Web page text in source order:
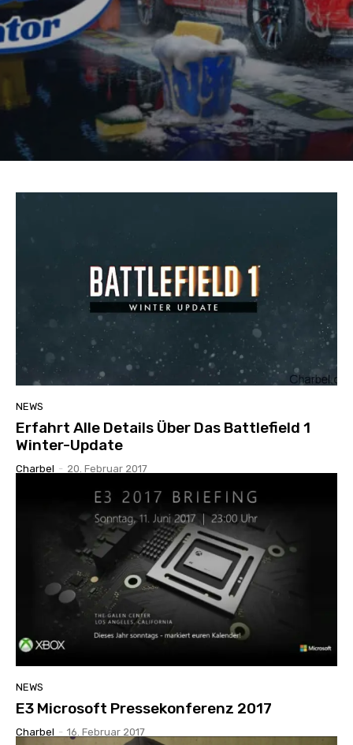
NEWS
Erfahrt Alle Details Über Das Battlefield 1
Winter-Update
Charbel - 20. Februar 2017
NEWS
E3 Microsoft Pressekonferenz 2017
Charbel - 16. Februar 2017